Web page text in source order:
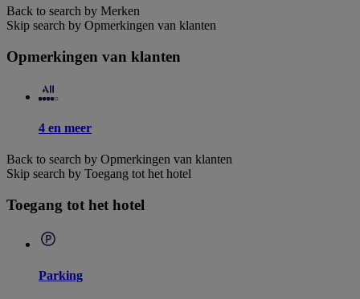
Back to search by Merken
Skip search by Opmerkingen van klanten
Opmerkingen van klanten
4 en meer
Back to search by Opmerkingen van klanten
Skip search by Toegang tot het hotel
Toegang tot het hotel
Parking